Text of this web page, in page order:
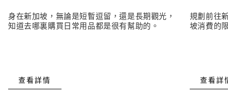
身在新加坡，無論是短暫逗留，還是長期觀光，
知道去哪裏購買日常用品都是很有幫助的。
查看詳情
規劃前往
坡消費的
查看詳